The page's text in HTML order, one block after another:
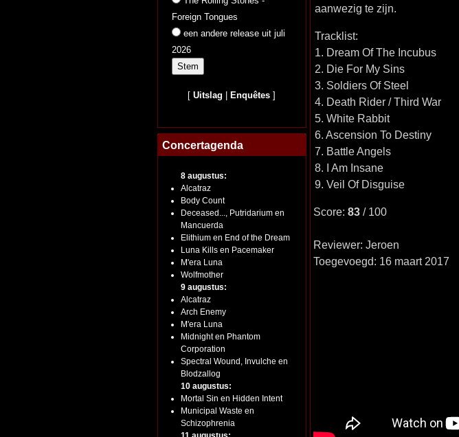
Foreign Tongues
een andere release uit juli
2026
[Uitslag Enquêtes ]
Concertagenda
8 augustus:
Alcatraz
Body Count
Deceased..., Putridarium en
Mancuerda
Elithium en End of the Dream
Luna Kills en Pacemaker
M'era Luna
Wolfmother
9 augustus:
Alcatraz
Arch Enemy
M'era Luna
Midnight en Phantom
Corporation
Spectral Wound, Invulche en
Blodzallog
10 augustus:
Mortal Sin en Hidden Intent
Municipal Waste en
Schizophrenia
aanwezig te zijn.
Tracklist:
1. Dream Of The Incubus
2. Die For My Sins
3. Soldiers Of Steel
4. Death Rider / Third War
5. White Rabbit
6. Ascension To Destiny
7. Battle Angels
8. I Am Insane
9. Veil Of Disguise
Score: 83/ 100
Reviewer: Jeroen
Toegevoegd: 16 maart 2017